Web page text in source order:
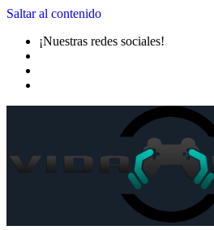
Saltar al contenido
¡Nuestras redes sociales!